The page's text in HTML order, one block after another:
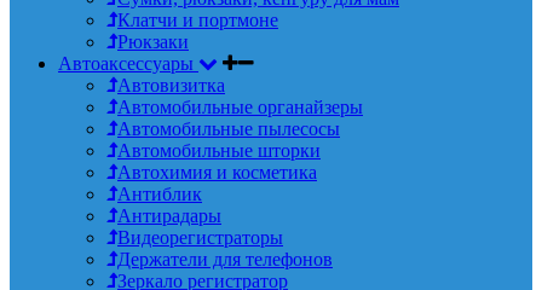
Клатчи и портмоне
Рюкзаки
Автоаксессуары
Автовизитка
Автомобильные органайзеры
Автомобильные пылесосы
Автомобильные шторки
Автохимия и косметика
Антиблик
Антирадары
Видеорегистраторы
Держатели для телефонов
Зеркало регистратор